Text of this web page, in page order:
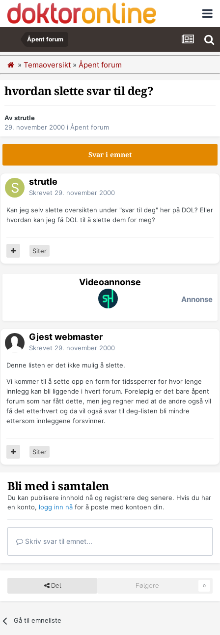
Åpent forum
» Temaoversikt » Åpent forum
hvordan slette svar til deg?
Av strutle
29. november 2000 i Åpent forum
Svar i emnet
strutle
Skrevet 29. november 2000
Kan jeg selv slette oversikten under "svar til deg" her på DOL? Eller
hvordan kan jeg få DOL til å slette dem for meg?
Siter
Videoannonse
Annonse
Gjest webmaster
Skrevet 29. november 2000
Denne listen er det ikke mulig å slette.
Vi kommer til å sette opp en form for tidssperrer for hvor lenge
innlegg kan bli liggende i hvert forum. Foreløpig er det bare åpent
forum som har fått dette, men jeg regner med at de andre også vil
få det etterhvert og da vil også svar til deg-listen bli mindre
ettersom innleggene forsvinner.
Siter
Bli med i samtalen
Du kan publisere innhold nå og registrere deg senere. Hvis du har
en konto, logg inn nå for å poste med kontoen din.
Skriv svar til emnet...
Del Følgere 0
Gå til emneliste